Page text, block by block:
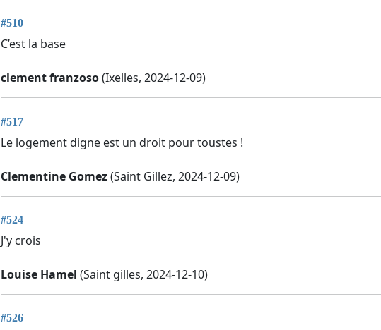
#510
C’est la base
clement franzoso(Ixelles, 2024-12-09)
#517
Le logement digne est un droit pour toustes !
Clementine Gomez(Saint Gillez, 2024-12-09)
#524
J'y crois
Louise Hamel (Saint gilles, 2024-12-10)
#526